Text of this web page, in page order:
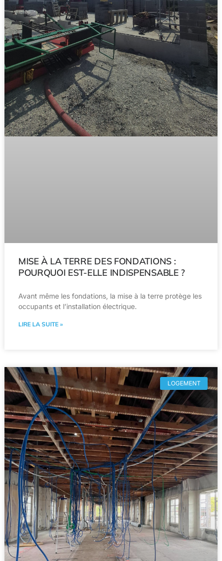
MISE À LA TERRE DES FONDATIONS :
POURQUOI EST-ELLE INDISPENSABLE ?
Avant même les fondations, la mise à la terre protège les
occupants et l’installation électrique.
LIRE LA SUITE »
LOGEMENT